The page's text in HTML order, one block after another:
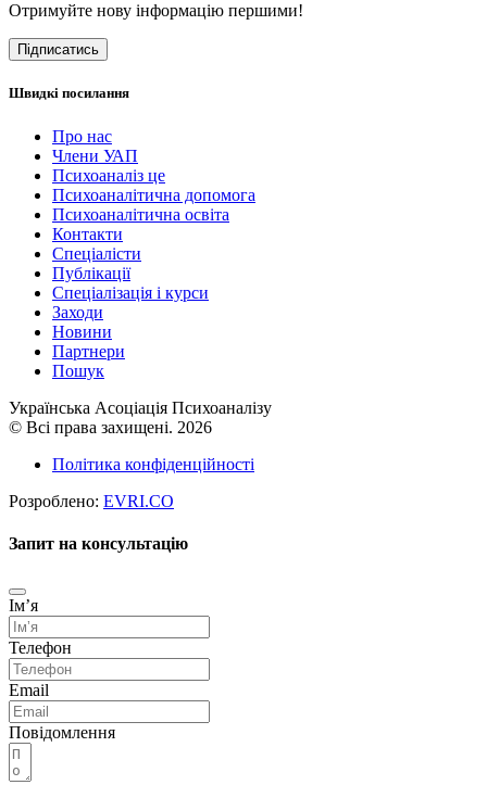
Отримуйте нову інформацію першими!
Підписатись
Швидкі посилання
Про нас
Члени УАП
Психоаналіз це
Психоаналітична допомога
Психоаналітична освіта
Контакти
Спеціалісти
Публікації
Cпеціалізація і курси
Заходи
Новини
Партнери
Пошук
Українська Асоціація Психоаналізу
© Всі права захищені. 2026
Політика конфіденційності
Розроблено: EVRI.CO
Запит на консультацію
Імʼя
Телефон
Email
Повідомлення